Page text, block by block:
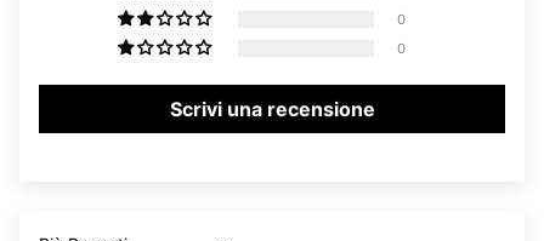
0
0
Scrivi una recensione